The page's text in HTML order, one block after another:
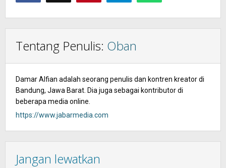
Tentang Penulis: Oban
Damar Alfian adalah seorang penulis dan kontren kreator di
Bandung, Jawa Barat. Dia juga sebagai kontributor di
beberapa media online.
https://www.jabarmedia.com
Jangan lewatkan